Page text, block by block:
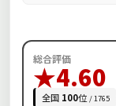
総合評価
★4.60
全国 100位 / 1765